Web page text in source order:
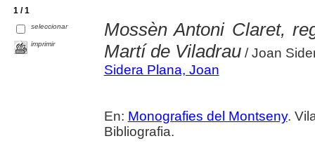
1 / 1
seleccionar
imprimir
Mossèn Antoni Claret,
Martí de Viladrau/ Joan
Sidera Plana, Joan
En: Monografies del Montseny.
Bibliografia.